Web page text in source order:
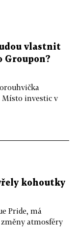
vlastnit
Groupon?
Místo investic v
kohoutky
Pride, má
změny atmosféry